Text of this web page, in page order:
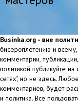
Businka.org - вне
бисероплетению и
комментарии,
политикой публикуйте
сетях", но не здесь.
комментариев, будет
и политика. Все